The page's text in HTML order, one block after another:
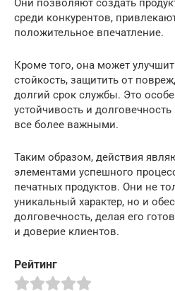
Они позволяют создать
среди конкурентов,
положительное впечатление.
Кроме того, она может
стойкость, защитить от
долгий срок службы. Это
устойчивость и
все более важными.
Таким образом, действия
элементами успешного
печатных продуктов. Они не
уникальный характер, но и
долговечность, делая его
и доверие клиентов.
Рейтинг